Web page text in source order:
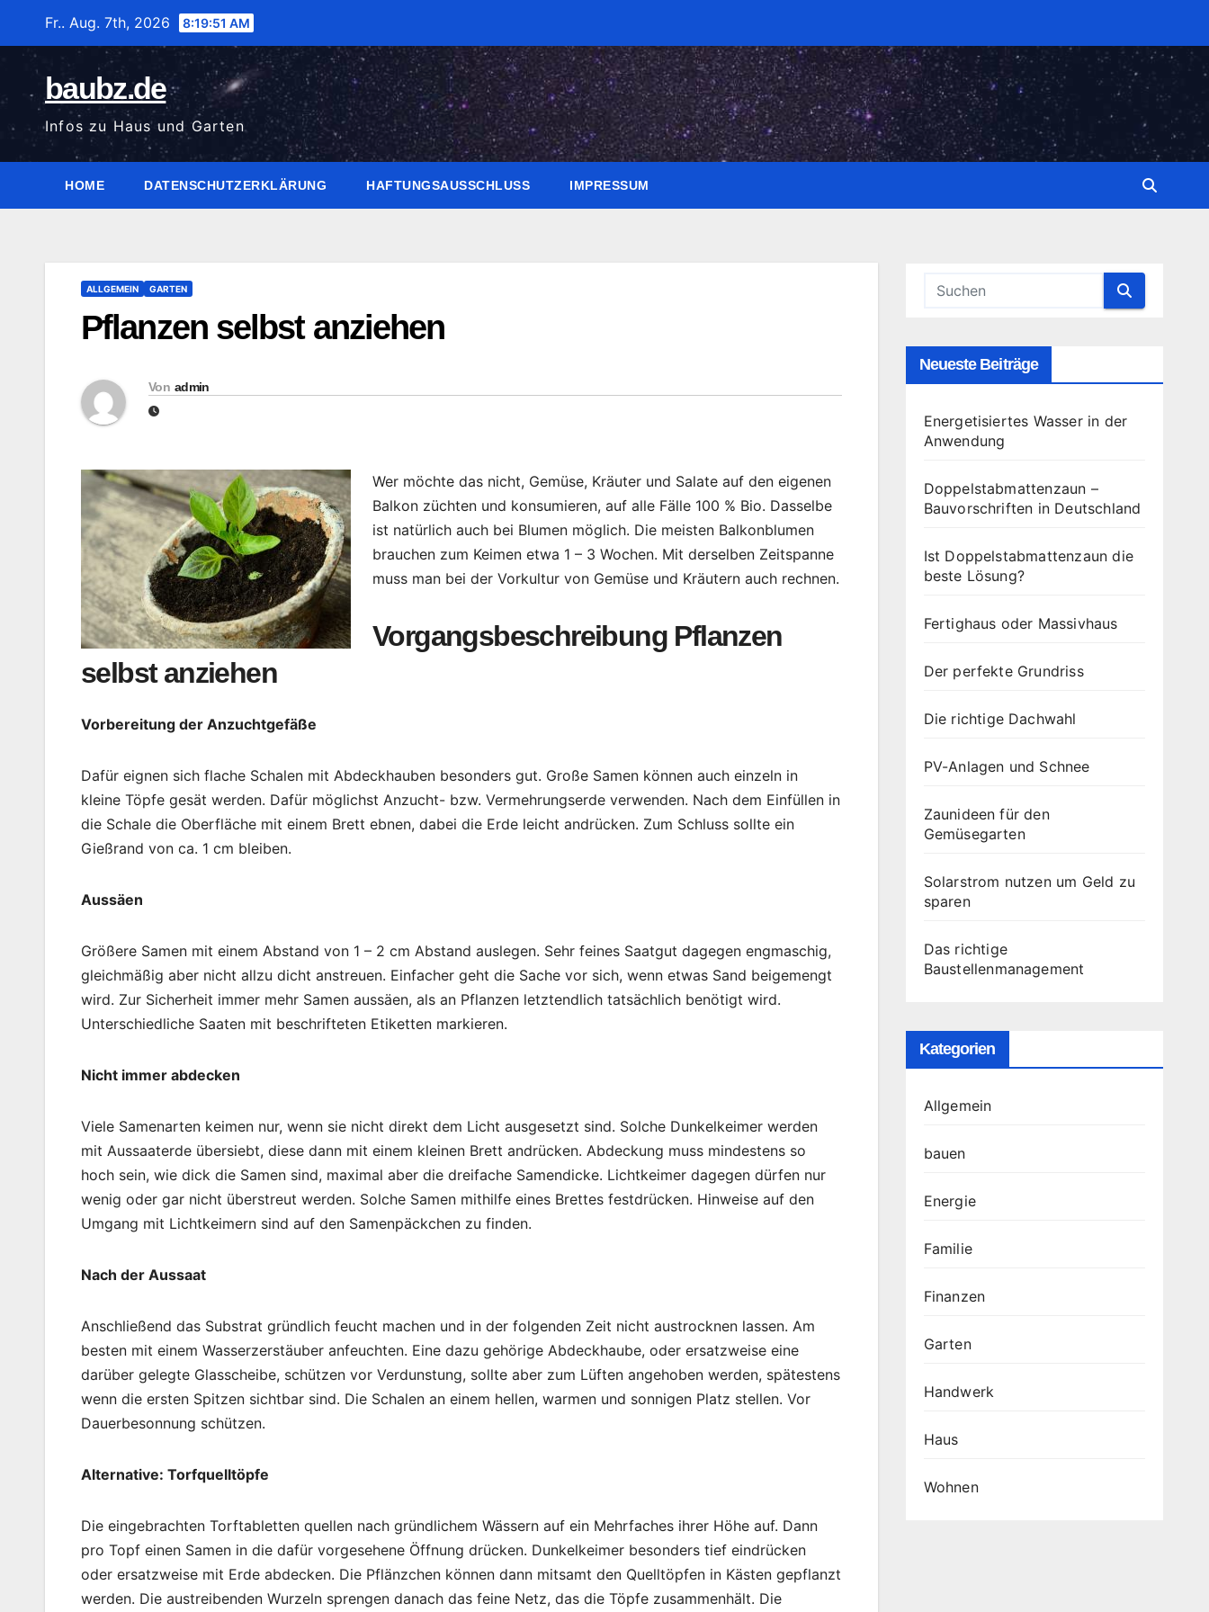
wechseln
Fr.. Aug. 7th, 2026 8:19:52 AM
baubz.de
Infos zu Haus und Garten
HOME DATENSCHUTZERKLÄRUNG HAFTUNGSAUSSCHLUSS IMPRESSUM
ALLGEMEIN GARTEN
Pflanzen selbst anziehen
Von admin
Wer möchte das nicht, Gemüse, Kräuter und Salate auf den eigenen
Balkon züchten und konsumieren, auf alle Fälle 100 % Bio. Dasselbe
ist natürlich auch bei Blumen möglich. Die meisten Balkonblumen
brauchen zum Keimen etwa 1 – 3 Wochen. Mit derselben Zeitspanne
muss man bei der Vorkultur von Gemüse und Kräutern auch rechnen.
Vorgangsbeschreibung Pflanzen
selbst anziehen
Vorbereitung der Anzuchtgefäße
Dafür eignen sich flache Schalen mit Abdeckhauben besonders gut. Große Samen können auch einzeln in
kleine Töpfe gesät werden. Dafür möglichst Anzucht- bzw. Vermehrungserde verwenden. Nach dem Einfüllen in
die Schale die Oberfläche mit einem Brett ebnen, dabei die Erde leicht andrücken. Zum Schluss sollte ein
Gießrand von ca. 1 cm bleiben.
Aussäen
Größere Samen mit einem Abstand von 1 – 2 cm Abstand auslegen. Sehr feines Saatgut dagegen engmaschig,
gleichmäßig aber nicht allzu dicht anstreuen. Einfacher geht die Sache vor sich, wenn etwas Sand beigemengt
wird. Zur Sicherheit immer mehr Samen aussäen, als an Pflanzen letztendlich tatsächlich benötigt wird.
Unterschiedliche Saaten mit beschrifteten Etiketten markieren.
Nicht immer abdecken
Viele Samenarten keimen nur, wenn sie nicht direkt dem Licht ausgesetzt sind. Solche Dunkelkeimer werden
mit Aussaaterde übersiebt, diese dann mit einem kleinen Brett andrücken. Abdeckung muss mindestens so
hoch sein, wie dick die Samen sind, maximal aber die dreifache Samendicke. Lichtkeimer dagegen dürfen nur
wenig oder gar nicht überstreut werden. Solche Samen mithilfe eines Brettes festdrücken. Hinweise auf den
Umgang mit Lichtkeimern sind auf den Samenpäckchen zu finden.
Nach der Aussaat
Anschließend das Substrat gründlich feucht machen und in der folgenden Zeit nicht austrocknen lassen. Am
besten mit einem Wasserzerstäuber anfeuchten. Eine dazu gehörige Abdeckhaube, oder ersatzweise eine
darüber gelegte Glasscheibe, schützen vor Verdunstung, sollte aber zum Lüften angehoben werden, spätestens
wenn die ersten Spitzen sichtbar sind. Die Schalen an einem hellen, warmen und sonnigen Platz stellen. Vor
Dauerbesonnung schützen.
Alternative: Torfquelltöpfe
Die eingebrachten Torftabletten quellen nach gründlichem Wässern auf ein Mehrfaches ihrer Höhe auf. Dann
pro Topf einen Samen in die dafür vorgesehene Öffnung drücken. Dunkelkeimer besonders tief eindrücken
oder ersatzweise mit Erde abdecken. Die Pflänzchen können dann mitsamt den Quelltöpfen in Kästen gepflanzt
werden. Die austreibenden Wurzeln sprengen danach das feine Netz, das die Töpfe zusammenhält. Die
Neueste Beiträge
Energetisiertes Wasser in der
Anwendung
Doppelstabmattenzaun –
Bauvorschriften in Deutschland
Ist Doppelstabmattenzaun die
beste Lösung?
Fertighaus oder Massivhaus
Der perfekte Grundriss
Die richtige Dachwahl
PV-Anlagen und Schnee
Zaunideen für den
Gemüsegarten
Solarstrom nutzen um Geld zu
sparen
Das richtige
Baustellenmanagement
Kategorien
Allgemein
bauen
Energie
Familie
Finanzen
Garten
Handwerk
Haus
Wohnen